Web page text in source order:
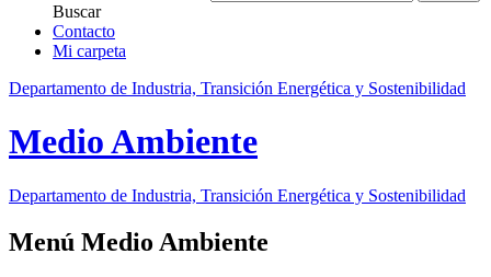
Buscar
Contacto
Mi carpeta
Departamento de Industria, Transición Energética y Sostenibilidad
Medio Ambiente
Departamento de Industria, Transición Energética y Sostenibilidad
Menú Medio Ambiente